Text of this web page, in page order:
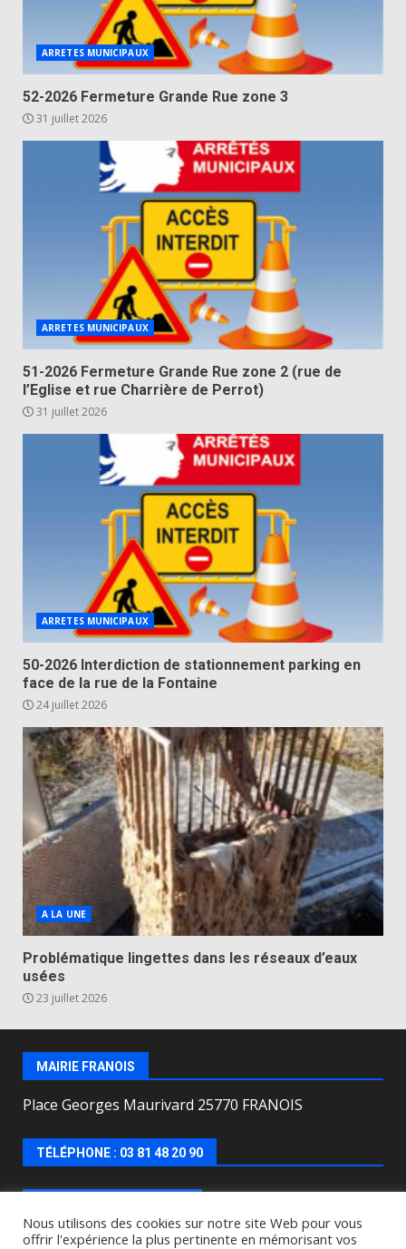
ARRETES MUNICIPAUX
52-2026 Fermeture Grande Rue zone 3
31 juillet 2026
ARRETES MUNICIPAUX
51-2026 Fermeture Grande Rue zone 2 (rue de
l’Eglise et rue Charrière de Perrot)
31 juillet 2026
ARRETES MUNICIPAUX
50-2026 Interdiction de stationnement parking en
face de la rue de la Fontaine
24 juillet 2026
A LA UNE
Problématique lingettes dans les réseaux d’eaux
usées
23 juillet 2026
MAIRIE FRANOIS
Place Georges Maurivard 25770 FRANOIS
TÉLÉPHONE : 03 81 48 20 90
Lundi, mercredi, jeudi, vendredi de : 8h00 à 12h00 et
Nous utilisons des cookies sur notre site Web pour vous
offrir l'expérience la plus pertinente en mémorisant vos